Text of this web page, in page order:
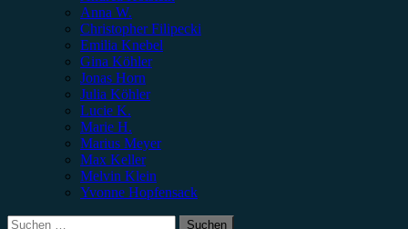
Anna W.
Christopher Filipecki
Emilia Knebel
Gina Köhler
Jonas Horn
Julia Köhler
Lucie K.
Marie H.
Marius Meyer
Max Keller
Melvin Klein
Yvonne Hopfensack
Suchen